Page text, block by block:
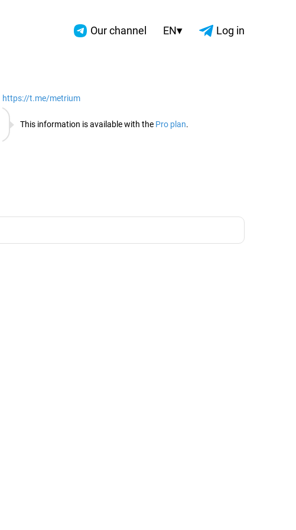
Our channel EN▾ Log in
https://t.me/metrium
This information is available with the Pro plan.
07.08.2026
EURO